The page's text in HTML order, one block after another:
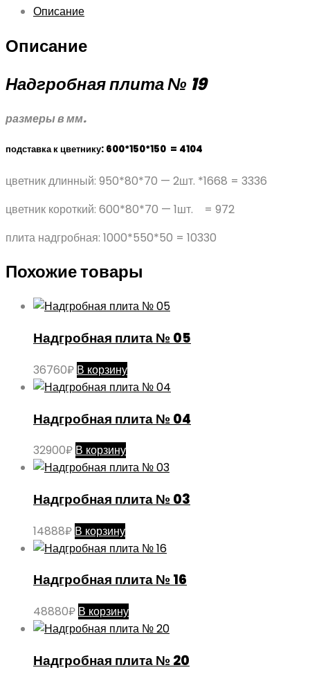
Описание
Описание
Надгробная плита № 19
размеры в мм.
подставка к цветнику: 600*150*150 = 4104
цветник длинный: 950*80*70 — 2шт. *1668 = 3336
цветник короткий: 600*80*70 — 1шт. = 972
плита надгробная: 1000*550*50 = 10330
Похожие товары
Надгробная плита № 05
36760₽ В корзину
Надгробная плита № 04
32900₽ В корзину
Надгробная плита № 03
14888₽ В корзину
Надгробная плита № 16
48880₽ В корзину
Надгробная плита № 20